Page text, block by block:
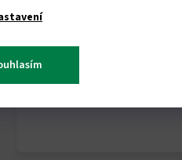
Při odběru nad